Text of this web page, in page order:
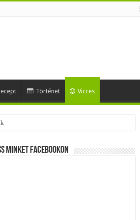
Történet Vicces
minket Facebookon